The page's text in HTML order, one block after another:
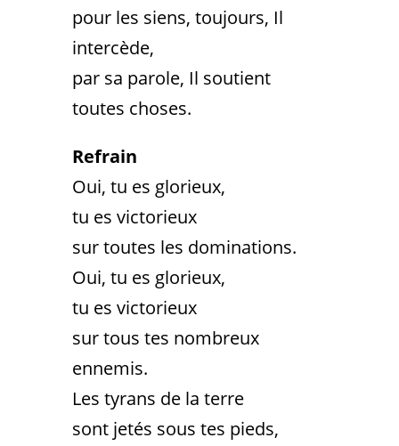
pour les siens, toujours, Il
intercède,
par sa parole, Il soutient
toutes choses.
Refrain
Oui, tu es glorieux,
tu es victorieux
sur toutes les dominations.
Oui, tu es glorieux,
tu es victorieux
sur tous tes nombreux
ennemis.
Les tyrans de la terre
sont jetés sous tes pieds,